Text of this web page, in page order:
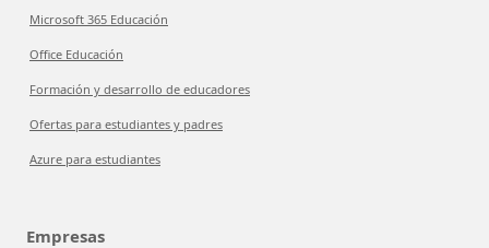
Microsoft 365 Educación
Office Educación
Formación y desarrollo de educadores
Ofertas para estudiantes y padres
Azure para estudiantes
Empresas